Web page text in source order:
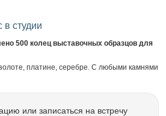
в студии
500 колец выставочных образцов для
платине, серебре. С любыми камнями
или записаться на встречу